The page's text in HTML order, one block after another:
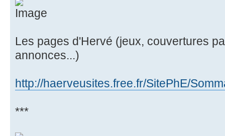
Les pages d'Hervé (jeux, couvertures
annonces...)
http://haerveusites.free.fr/SitePhE/
***